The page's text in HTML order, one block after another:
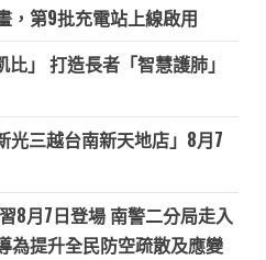
，第9批充電站上線啟用
」 打造長者「智慧護肺」
光三越台南新天地店」8月7
8月7日登場 南警二分局走入
為提升全民防空疏散及應變